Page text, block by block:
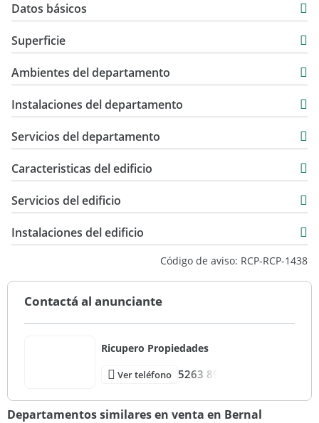
Datos básicos
USD 90.000
Superficie
39 m2
Ambientes del departamento
Instalaciones del departamento
Servicios del departamento
Caracteristicas del edificio
Servicios del edificio
Instalaciones del edificio
Código de aviso: RCP-RCP-1438
Contactá al anunciante
Ricupero Propiedades
Ver teléfono 5263 89
Departamentos similares en venta en Bernal